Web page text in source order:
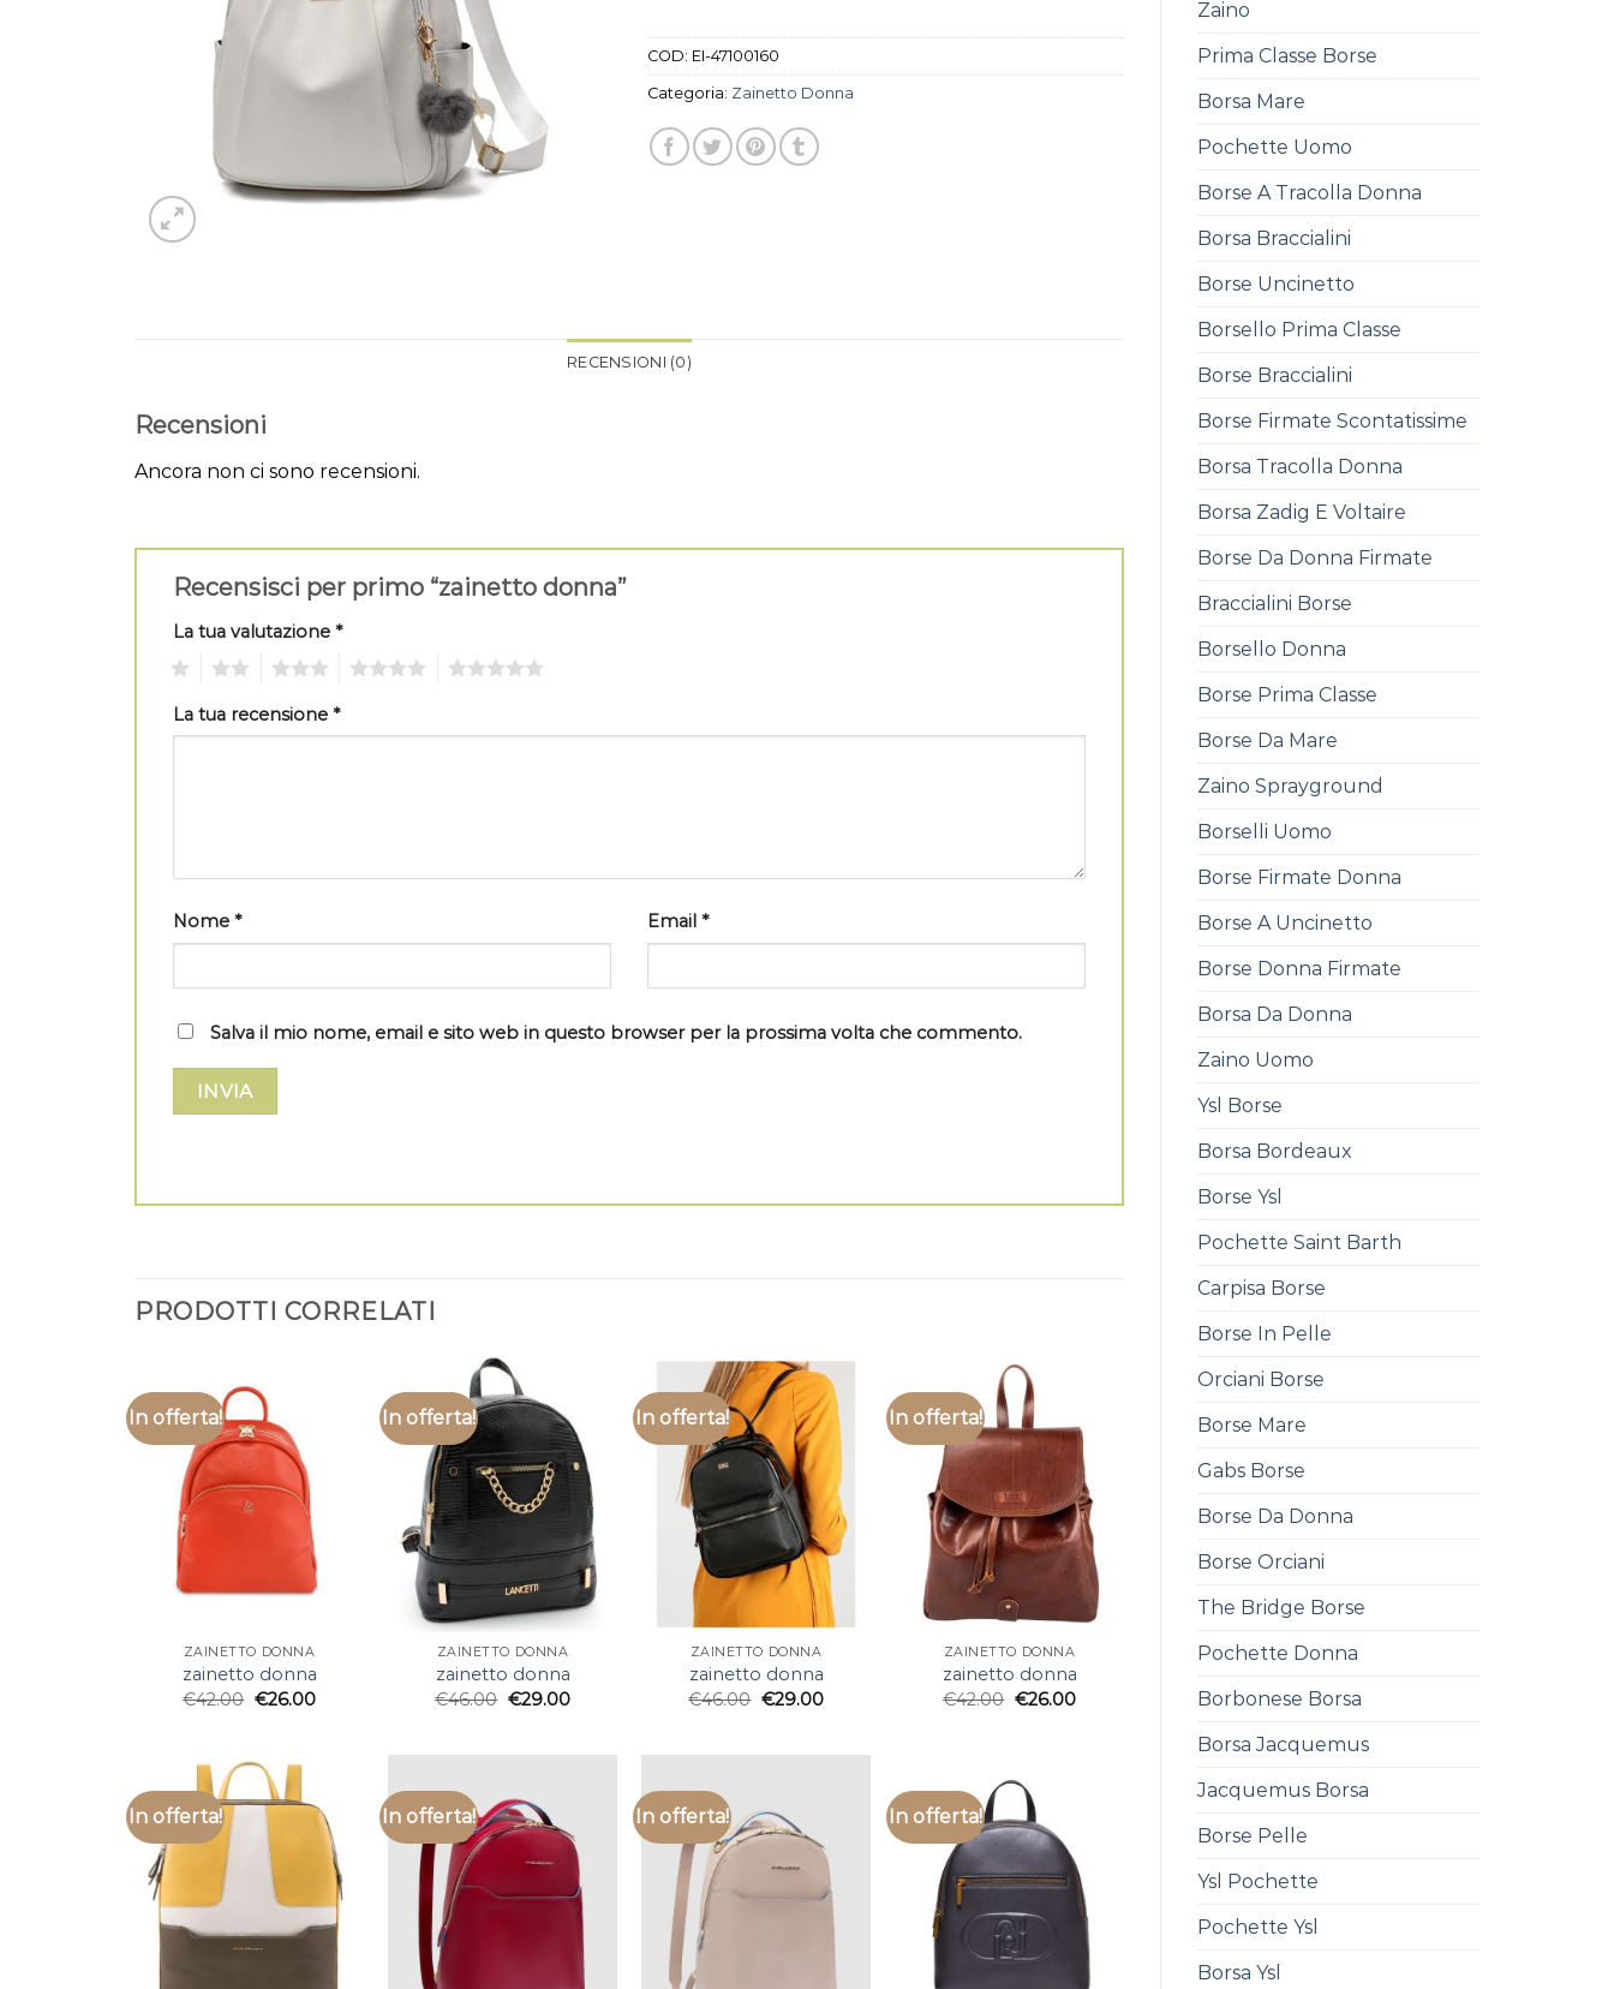
Zaino
Prima Classe Borse
Borsa Mare
Pochette Uomo
Borse A Tracolla Donna
Borsa Braccialini
Borse Uncinetto
Borsello Prima Classe
Borse Braccialini
Borse Firmate Scontatissime
Borsa Tracolla Donna
Borsa Zadig E Voltaire
Borse Da Donna Firmate
Braccialini Borse
Borsello Donna
Borse Prima Classe
Borse Da Mare
Zaino Sprayground
Borselli Uomo
Borse Firmate Donna
Borse A Uncinetto
Borse Donna Firmate
Borsa Da Donna
Zaino Uomo
Ysl Borse
Borsa Bordeaux
Borse Ysl
Pochette Saint Barth
Carpisa Borse
Borse In Pelle
Orciani Borse
Borse Mare
Gabs Borse
Borse Da Donna
Borse Orciani
The Bridge Borse
Pochette Donna
Borbonese Borsa
Borsa Jacquemus
Jacquemus Borsa
Borse Pelle
Ysl Pochette
Pochette Ysl
Borsa Ysl
COD: EI-47100160
Categoria: Zainetto Donna
RECENSIONI (0)
Recensioni
Ancora non ci sono recensioni.
Recensisci per primo “zainetto donna”
La tua valutazione *
La tua recensione *
Nome * Email *
Salva il mio nome, email e sito web in questo browser per la prossima volta che commento.
PRODOTTI CORRELATI
In offerta!
ZAINETTO DONNA
zainetto donna
€42.00 €26.00
In offerta!
ZAINETTO DONNA
zainetto donna
€46.00 €29.00
In offerta!
ZAINETTO DONNA
zainetto donna
€46.00 €29.00
In offerta!
ZAINETTO DONNA
zainetto donna
€42.00 €26.00
In offerta! In offerta! In offerta! In offerta!